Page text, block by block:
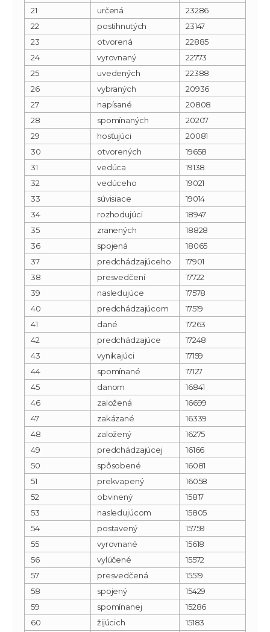
21
určená
23286
22
postihnutých
23147
23
otvorená
22885
24
vyrovnaný
22773
25
uvedených
22388
26
vybraných
20936
27
napísané
20808
28
spomínaných
20207
29
hosťujúci
20081
30
otvorených
19658
31
vedúca
19138
32
vedúceho
19021
33
súvisiace
19014
34
rozhodujúci
18947
35
zranených
18828
36
spojená
18065
37
predchádzajúceho
17901
38
presvedčení
17722
39
nasledujúce
17578
40
predchádzajúcom
17519
41
dané
17263
42
predchádzajúce
17248
43
vynikajúci
17159
44
spomínané
17127
45
danom
16841
46
založená
16699
47
zakázané
16339
48
založený
16275
49
predchádzajúcej
16166
50
spôsobené
16081
51
prekvapený
16058
52
obvinený
15817
53
nasledujúcom
15805
54
postavený
15759
55
vyrovnané
15618
56
vylúčené
15572
57
presvedčená
15519
58
spojený
15429
59
spomínanej
15286
60
žijúcich
15183